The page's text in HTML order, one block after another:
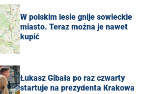
W polskim lesie gnije sowieckie
miasto. Teraz można je nawet
kupić
Łukasz Gibała po raz czwarty
startuje na prezydenta Krakowa